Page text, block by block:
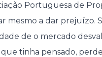
Portuguesa de
mesmo a dar prejuízo.
de o mercado
tinha pensado,